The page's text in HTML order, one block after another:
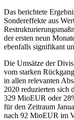
Das berichtete
Sondereffekte aus
der ersten neun
ebenfalls signifikant
Die Umsätze der
vom starken
in allen relevanten
2020 reduzierten sich
329 MioEUR oder
für den Zeitraum
nach 92 MioEUR im